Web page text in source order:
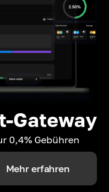
Gateway
0,4% Gebühren
Mehr erfahren